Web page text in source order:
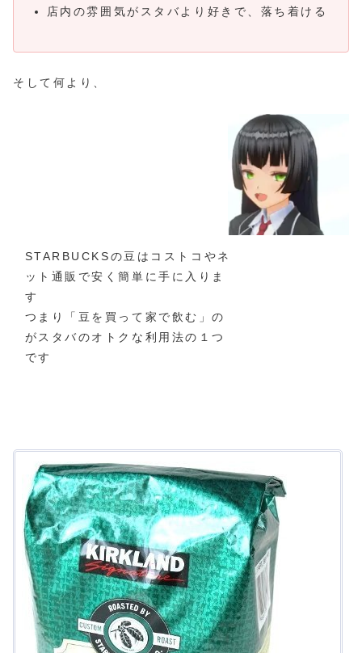
店内の雰囲気がスタバより好きで、落ち着ける
そして何より、
STARBUCKSの豆はコストコやネ
ット通販で安く簡単に手に入りま
す
つまり「豆を買って家で飲む」の
がスタバのオトクな利用法の１つ
です